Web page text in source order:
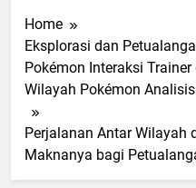
Home
Eksplorasi dan
Pokémon Interaksi
Wilayah Pokémon
Perjalanan Antar Wilayah
Maknanya bagi